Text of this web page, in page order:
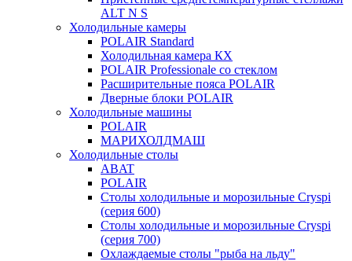
ALT N S
Холодильные камеры
POLAIR Standard
Холодильная камера КХ
POLAIR Professionale со стеклом
Расширительные пояса POLAIR
Дверные блоки POLAIR
Холодильные машины
POLAIR
МАРИХОЛДМАШ
Холодильные столы
ABAT
POLAIR
Столы холодильные и морозильные Cryspi
(серия 600)
Столы холодильные и морозильные Cryspi
(серия 700)
Охлаждаемые столы "рыба на льду"